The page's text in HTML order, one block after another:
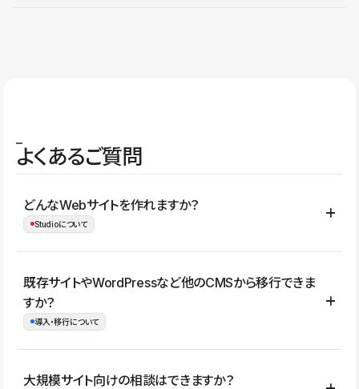
よくあるご質問
どんなWebサイトを作れますか？
Studioについて
コーポレートサイト、サービスサイト、LP、採用サイト、ブロ
グ・メディア、イベントサイト、店舗・商品紹介サイト、ポートフ
ォリオなど幅広く制作できます。
既存サイトやWordPressなど他のCMSから移行できま
すか？
導入・移行について
はい。既存サイトの構成やコンテンツ、URLを整理したうえで、
大規模サイト向けの相談はできますか？